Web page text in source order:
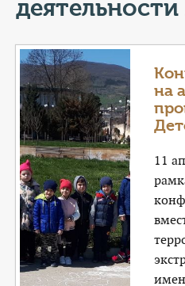
ТАРИФЫ
ГЕРОИ Z
КАТАЛОГ УСЛУГ
СЛУЖБА ПО КОНТРАКТУ
на
11